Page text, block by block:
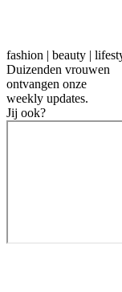
fashion | beauty |
Duizenden vrouwen
ontvangen onze
weekly updates.
Jij ook?